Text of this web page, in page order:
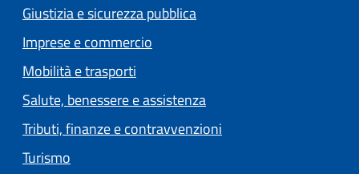
Giustizia e sicurezza pubblica
Imprese e commercio
Mobilità e trasporti
Salute, benessere e assistenza
Tributi, finanze e contravvenzioni
Turismo